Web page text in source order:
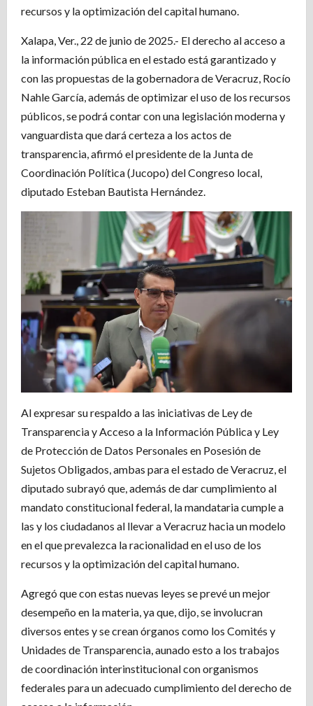
recursos y la optimización del capital humano.
Xalapa, Ver., 22 de junio de 2025.- El derecho al acceso a
la información pública en el estado está garantizado y
con las propuestas de la gobernadora de Veracruz, Rocío
Nahle García, además de optimizar el uso de los recursos
públicos, se podrá contar con una legislación moderna y
vanguardista que dará certeza a los actos de
transparencia, afirmó el presidente de la Junta de
Coordinación Política (Jucopo) del Congreso local,
diputado Esteban Bautista Hernández.
Al expresar su respaldo a las iniciativas de Ley de
Transparencia y Acceso a la Información Pública y Ley
de Protección de Datos Personales en Posesión de
Sujetos Obligados, ambas para el estado de Veracruz, el
diputado subrayó que, además de dar cumplimiento al
mandato constitucional federal, la mandataria cumple a
las y los ciudadanos al llevar a Veracruz hacia un modelo
en el que prevalezca la racionalidad en el uso de los
recursos y la optimización del capital humano.
Agregó que con estas nuevas leyes se prevé un mejor
desempeño en la materia, ya que, dijo, se involucran
diversos entes y se crean órganos como los Comités y
Unidades de Transparencia, aunado esto a los trabajos
de coordinación interinstitucional con organismos
federales para un adecuado cumplimiento del derecho de